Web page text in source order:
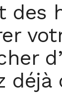
des
déjà